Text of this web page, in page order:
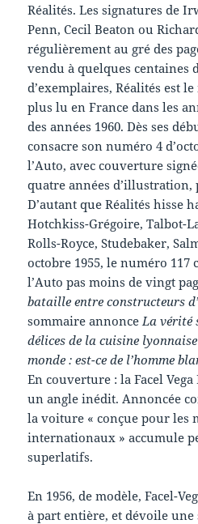
Réalités. Les signatures de
Penn, Cecil Beaton ou
régulièrement au gré des
vendu à quelques centaines
d’exemplaires, Réalités est
plus lu en France dans les
des années 1960. Dès ses
consacre son numéro 4
l’Auto, avec couverture
quatre années d’illustration,
D’autant que Réalités hisse
Hotchkiss-Grégoire, Talbot-
Rolls-Royce, Studebaker,
octobre 1955, le numéro 117
l’Auto pas moins de vingt
bataille entre constructeurs
sommaire annonce La vérité
délices de la cuisine lyonnaise
monde : est-ce de l’homme
En couverture : la Facel Vega
un angle inédit. Annoncée
la voiture « conçue pour les
internationaux » accumule
superlatifs.
En 1956, de modèle, Facel-
à part entière, et dévoile